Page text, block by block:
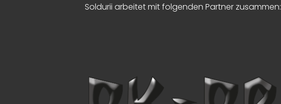
Soldurii arbeitet mit folgenden Partner zusammen: